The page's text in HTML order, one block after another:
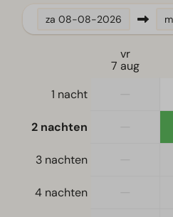
Koelkast zonder vriesvak
Vrijstaand
Eenpersoonsbed(den): 4
Slaapkamer(s) beneden: 2
za 08-08-2026
vr
7 aug
1 nacht
2 nachten
3 nachten
4 nachten